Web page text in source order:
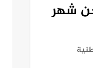
شهر